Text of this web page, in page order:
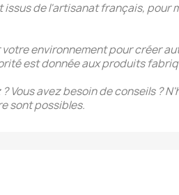
de l'artisanat français, pour
environnement pour créer
est donnée aux produits
Vous avez besoin de conseils ?
sont possibles.